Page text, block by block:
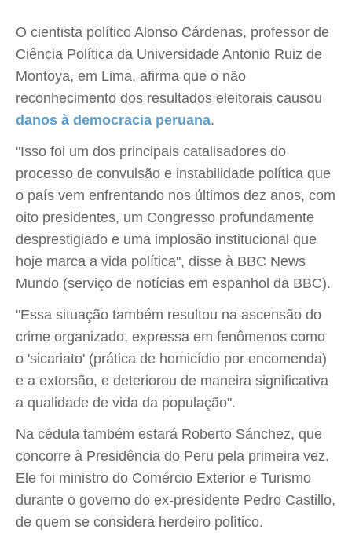
O cientista político Alonso Cárdenas, professor de
Ciência Política da Universidade Antonio Ruiz de
Montoya, em Lima, afirma que o não
reconhecimento dos resultados eleitorais causou
danos à democracia peruana.
"Isso foi um dos principais catalisadores do
processo de convulsão e instabilidade política que
o país vem enfrentando nos últimos dez anos, com
oito presidentes, um Congresso profundamente
desprestigiado e uma implosão institucional que
hoje marca a vida política", disse à BBC News
Mundo (serviço de notícias em espanhol da BBC).
"Essa situação também resultou na ascensão do
crime organizado, expressa em fenômenos como
o 'sicariato' (prática de homicídio por encomenda)
e a extorsão, e deteriorou de maneira significativa
a qualidade de vida da população".
Na cédula também estará Roberto Sánchez, que
concorre à Presidência do Peru pela primeira vez.
Ele foi ministro do Comércio Exterior e Turismo
durante o governo do ex-presidente Pedro Castillo,
de quem se considera herdeiro político.